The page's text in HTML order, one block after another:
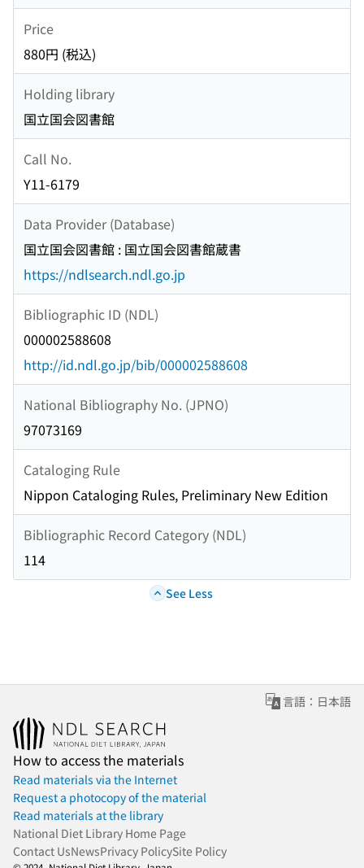
Price
880円 (税込)
Holding library
国立国会図書館
Call No.
Y11-6179
Data Provider (Database)
国立国会図書館 : 国立国会図書館蔵書
https://ndlsearch.ndl.go.jp
Bibliographic ID (NDL)
000002588608
http://id.ndl.go.jp/bib/000002588608
National Bibliography No. (JPNO)
97073169
Cataloging Rule
Nippon Cataloging Rules, Preliminary New Edition
Bibliographic Record Category (NDL)
114
See Less
言語：日本語
How to access the materials
Read materials via the Internet
Request a photocopy of the material
Read materials at the library
National Diet Library Home Page
Contact UsNewsPrivacy PolicySite Policy